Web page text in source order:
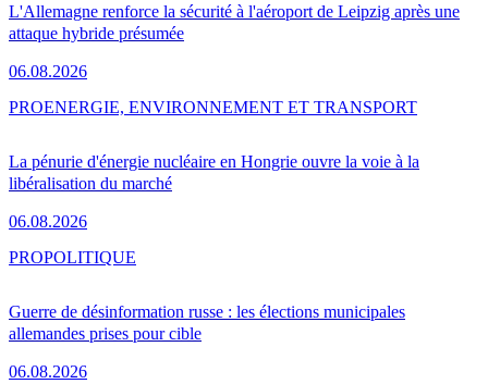
L'Allemagne renforce la sécurité à l'aéroport de Leipzig après une
attaque hybride présumée
06.08.2026
La pénurie d'énergie nucléaire en Hongrie ouvre la voie à la
libéralisation du marché
06.08.2026
PROENERGIE, ENVIRONNEMENT ET TRANSPORT
Guerre de désinformation russe : les élections municipales
allemandes prises pour cible
06.08.2026
PROPOLITIQUE